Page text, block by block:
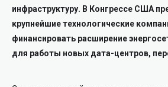
инфраструктуру. В Конгрессе США
крупнейшие технологические
финансировать расширение
для работы новых дата-центров,